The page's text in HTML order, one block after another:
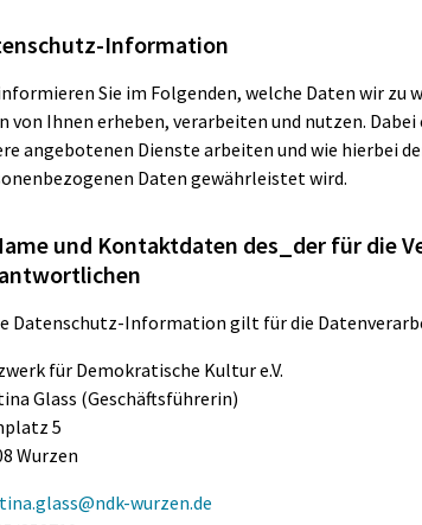
Information
Sie im Folgenden, welche Daten wir zu
von Ihnen erheben, verarbeiten und nutzen.
angebotenen Dienste arbeiten und wie hierbei
Daten gewährleistet wird.
und Kontaktdaten des_der für die
Datenschutz-Information gilt für die
für Demokratische Kultur e.V.
Glass (Geschäftsführerin)
5
Wurzen
wurzen.de